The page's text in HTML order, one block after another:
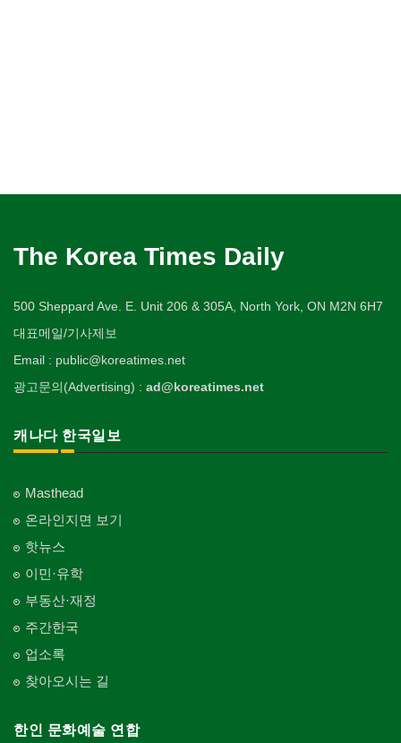
The Korea Times Daily
500 Sheppard Ave. E. Unit 206 & 305A, North York, ON M2N 6H7
대표메일/기사제보
Email : public@koreatimes.net
광고문의(Advertising) : ad@koreatimes.net
캐나다 한국일보
Masthead
온라인지면 보기
핫뉴스
이민·유학
부동산·재정
주간한국
업소록
찾아오시는 길
한인 문화예술 연합